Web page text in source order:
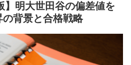
】明大世田谷の偏差値を
背景と合格戦略